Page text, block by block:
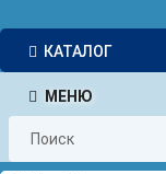
КАТАЛОГ
МЕНЮ